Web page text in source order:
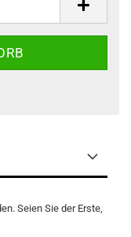
Seien Sie der Erste,